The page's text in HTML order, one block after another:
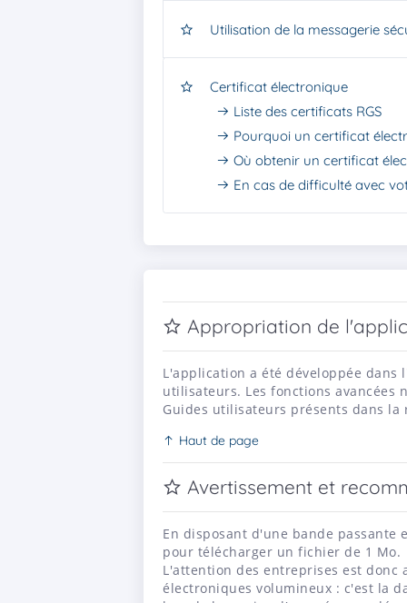
Utilisation de la messagerie
Certificat électronique
Liste des certificats RGS
Pourquoi un certificat
Où obtenir un certificat
En cas de difficulté avec
Appropriation de
L'application a été développée
utilisateurs. Les fonctions avancées
Guides utilisateurs présents dans la
Haut de page
Avertissement et
En disposant d'une bande passante
pour télécharger un fichier de 1 Mo.
L'attention des entreprises est
électroniques volumineux : c'est la